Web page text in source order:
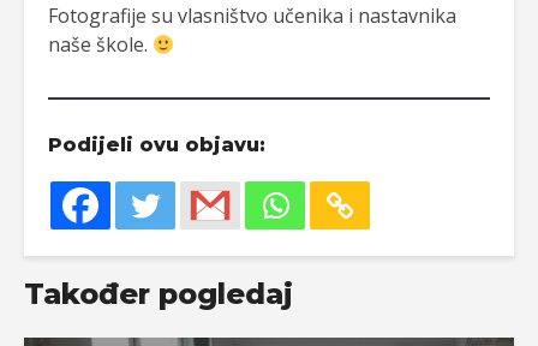
Fotografije su vlasništvo učenika i nastavnika
naše škole.
Podijeli ovu objavu:
Također pogledaj